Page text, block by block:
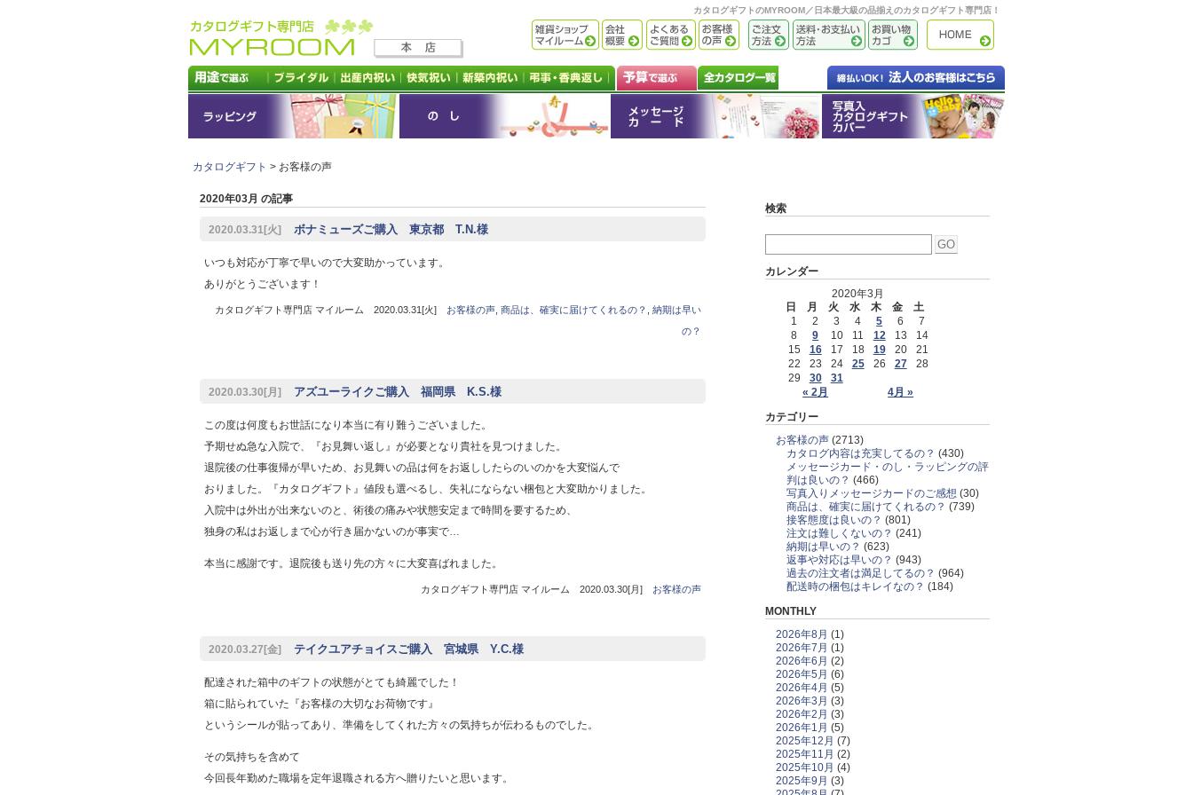
カタログギフトのMYROOM／日本最大級の品揃えのカタログギフト専門店！
カタログギフト > お客様の声
2020年03月 の記事
2020.03.31[火] ボナミューズご購入 東京都 T.N.様
いつも対応が丁寧で早いので大変助かっています。
ありがとうございます！
カタログギフト専門店 マイルーム 2020.03.31[火] お客様の声, 商品は、確実に届けてくれるの？
納期は早い
の？
2020.03.30[月] アズユーライクご購入 福岡県 K.S.様
この度は何度もお世話になり本当に有り難うございました。
予期せぬ急な入院で、『お見舞い返し』が必要となり貴社を見つけました。
退院後の仕事復帰が早いため、お見舞いの品は何をお返ししたらのいのかを大変悩んで
おりました。『カタログギフト』値段も選べるし、失礼にならない梱包と大変助かりました。
入院中は外出が出来ないのと、術後の痛みや状態安定まで時間を要するため、
独身の私はお返しまで心が行き届かないのが事実で…
本当に感謝です。退院後も送り先の方々に大変喜ばれました。
カタログギフト専門店 マイルーム 2020.03.30[月] お客様の声
2020.03.27[金] テイクユアチョイスご購入 宮城県 Y.C.様
配達された箱中のギフトの状態がとても綺麗でした！
箱に貼られていた『お客様の大切なお荷物です』
というシールが貼ってあり、準備をしてくれた方々の気持ちが伝わるものでした。
その気持ちを含めて
今回長年勤めた職場を定年退職される方へ贈りたいと思います。
検索
カレンダー
2020年3月
日
月 火 水 木 金 土
« 2月 4月 »
1 2 3 4 5 6
7
8
9 10 11 12 13
14
15
16 17 18 19 20
21
22
23 24 25 26 27
28
29
30 31
カテゴリー
お客様の声(2713)
カタログ内容は充実してるの？ (430)
メッセージカード・のし・ラッピングの評
判は良いの？ (466)
写真入りメッセージカードのご感想 (30)
商品は、確実に届けてくれるの？ (739)
接客態度は良いの？ (801)
注文は難しくないの？ (241)
納期は早いの？ (623)
返事や対応は早いの？ (943)
過去の注文者は満足してるの？ (964)
配送時の梱包はキレイなの？ (184)
MONTHLY
2026年8月 (1)
2026年7月 (1)
2026年6月 (2)
2026年5月 (6)
2026年4月 (5)
2026年3月 (3)
2026年2月 (3)
2026年1月 (5)
2025年12月 (7)
2025年11月 (2)
2025年10月 (4)
2025年9月 (3)